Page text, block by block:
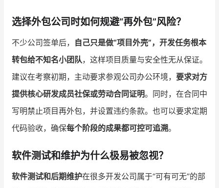
选择外包公司时如何规避“再外包”风险？
不少公司签单后， 自己只是做“项目外壳”，开发任务根本
转包给不知名小团队，这样项目质量与安全性无从保证。
建议在考察初期，主动要求参观公司办公环境， 要求对方
提供核心研发成员社保或劳动合同证明。同时，在合同中
写明禁止项目再外包，并设置违约条款。也可以要求定期
代码验收，确保每个阶段的成果都可控可追溯。
软件测试和维护为什么极易被忽视？
软件测试和后期维护在很多开发公司属于“可有可无”的部